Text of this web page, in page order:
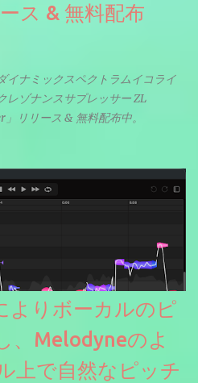
ス & 無料配布
イナミックスペクトラムイコライ
レゾナンスサプレッサー ZL
リリース & 無料配布中。
よりボーカルのピ
、Melodyneのよ
上で自然なピッチ